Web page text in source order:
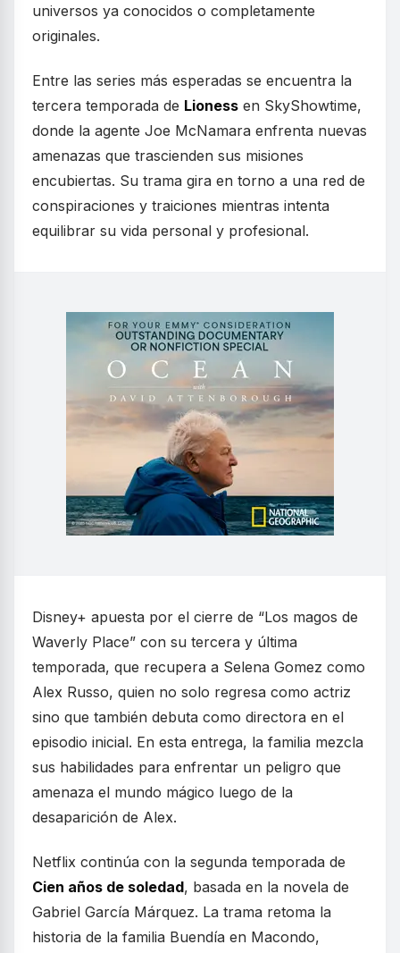
universos ya conocidos o completamente
originales.
Entre las series más esperadas se encuentra la
tercera temporada de Lioness en SkyShowtime,
donde la agente Joe McNamara enfrenta nuevas
amenazas que trascienden sus misiones
encubiertas. Su trama gira en torno a una red de
conspiraciones y traiciones mientras intenta
equilibrar su vida personal y profesional.
Disney+ apuesta por el cierre de “Los magos de
Waverly Place” con su tercera y última
temporada, que recupera a Selena Gomez como
Alex Russo, quien no solo regresa como actriz
sino que también debuta como directora en el
episodio inicial. En esta entrega, la familia mezcla
sus habilidades para enfrentar un peligro que
amenaza el mundo mágico luego de la
desaparición de Alex.
Netflix continúa con la segunda temporada de
Cien años de soledad, basada en la novela de
Gabriel García Márquez. La trama retoma la
historia de la familia Buendía en Macondo,